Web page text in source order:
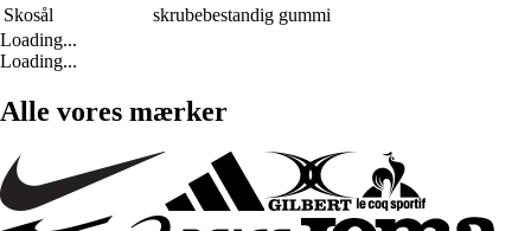
Skosål
skrubebestandig gummi
Loading...
Loading...
Alle vores mærker